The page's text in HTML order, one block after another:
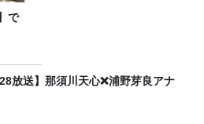
で
28放送】那須川天心❌浦野芽良アナ